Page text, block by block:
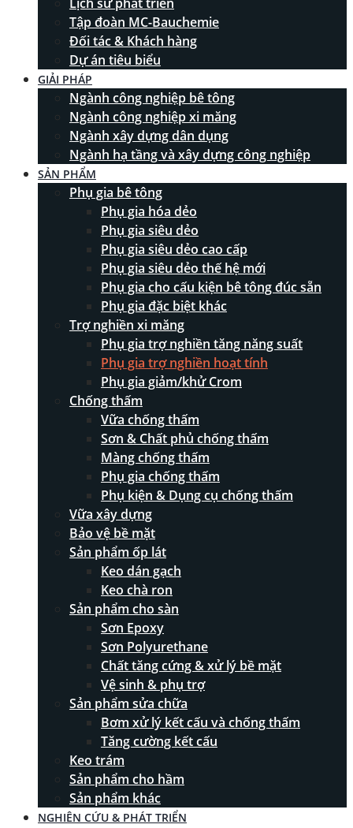
Tập đoàn MC-Bauchemie
Đối tác & Khách hàng
Dự án tiêu biểu
GIẢI PHÁP
Ngành công nghiệp bê tông
Ngành công nghiệp xi măng
Ngành xây dựng dân dụng
Ngành hạ tầng và xây dựng công nghiệp
SẢN PHẨM
Phụ gia bê tông
Phụ gia hóa dẻo
Phụ gia siêu dẻo
Phụ gia siêu dẻo cao cấp
Phụ gia siêu dẻo thế hệ mới
Phụ gia cho cấu kiện bê tông đúc sẵn
Phụ gia đặc biệt khác
Trợ nghiền xi măng
Phụ gia trợ nghiền tăng năng suất
Phụ gia trợ nghiền hoạt tính
Phụ gia giảm/khử Crom
Chống thấm
Vữa chống thấm
Sơn & Chất phủ chống thấm
Màng chống thấm
Phụ gia chống thấm
Phụ kiện & Dụng cụ chống thấm
Vữa xây dựng
Bảo vệ bề mặt
Sản phẩm ốp lát
Keo dán gạch
Keo chà ron
Sản phẩm cho sàn
Sơn Epoxy
Sơn Polyurethane
Chất tăng cứng & xử lý bề mặt
Vệ sinh & phụ trợ
Sản phẩm sửa chữa
Bơm xử lý kết cấu và chống thấm
Tăng cường kết cấu
Keo trám
Sản phẩm cho hầm
Sản phẩm khác
NGHIÊN CỨU & PHÁT TRIỂN